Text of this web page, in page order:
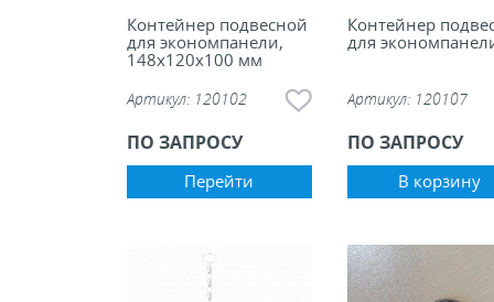
Контейнер подвесной
для экономпанели,
148х120х100 мм
Артикул: 120102
ПО ЗАПРОСУ
Перейти
Контейнер
для
Артикул: 120107
ПО ЗАПРОСУ
В корзину